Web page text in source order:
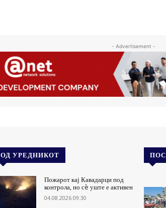
- Advertisement -
ОД УРЕДНИКОТ
Пожарот кај Кавадарци под
контрола, но сè уште е активен
04.08.2026 09:30